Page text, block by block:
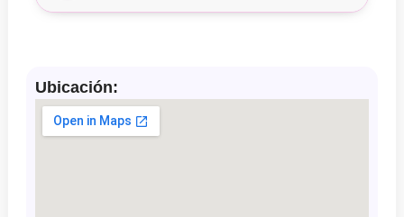
Ubicación: